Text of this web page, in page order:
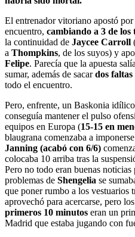
El entrenador vitoriano apostó
encuentro, cambiando a 3 de
la continuidad de Jaycee Carroll
a Thompkins, de los suyos) y
Felipe. Parecía que la apuesta
sumar, además de sacardos faltas
todo el encuentro.
Pero, enfrente, un Baskonia
conseguía mantener el pulso
equipos en Europa (15-15 en
blaugrana comenzaba a
Janning (acabó con 6/6)
colocaba 10 arriba tras la
Pero no todo eran buenas noticias
problemas de Shengelia se
que poner rumbo a los
aprovechó para acercarse, pero los
primeros 10 minutos eran un
Madrid que estaba jugando con